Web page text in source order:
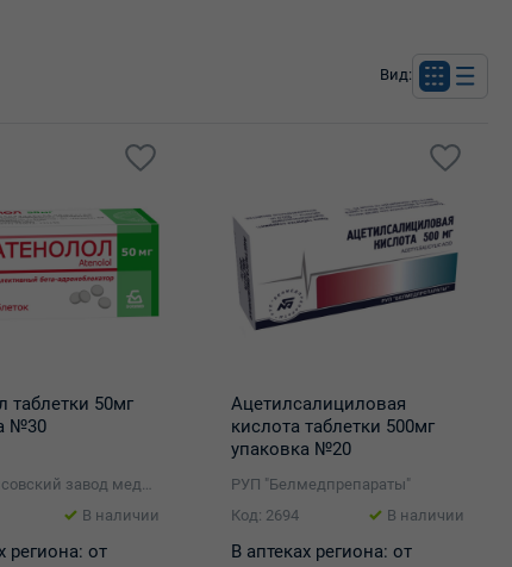
Вид:
таблетки 50мг
№30
В наличии
региона: от
Ацетилсалициловая
кислота таблетки 500мг
упаковка №20
РУП "Белмедпрепараты"
Код: 2694
В наличии
В аптеках региона: от